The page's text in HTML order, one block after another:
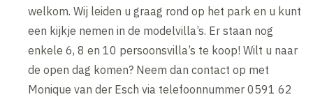
welkom. Wij leiden u graag rond op het park en u kunt
een kijkje nemen in de modelvilla’s. Er staan nog
enkele 6, 8 en 10 persoonsvilla’s te koop! Wilt u naar
de open dag komen? Neem dan contact op met
Monique van der Esch via telefoonnummer 0591 62